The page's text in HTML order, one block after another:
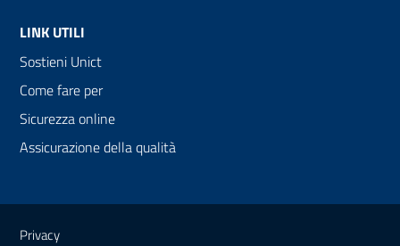
LINK UTILI
Sostieni Unict
Come fare per
Sicurezza online
Assicurazione della qualità
Link e informazioni utili
Privacy